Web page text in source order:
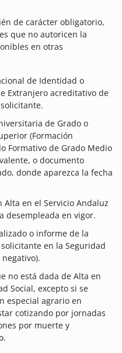
de carácter obligatorio,
que no autoricen la
en otras
de Identidad o
Extranjero acreditativo de
de Grado o
(Formación
Formativo de Grado Medio
o documento
donde aparezca la fecha
Alta en el Servicio Andaluz
desempleada en vigor.
o informe de la
en la Seguridad
no está dada de Alta en
Social, excepto si se
especial agrario en
cotizando por jornadas
por muerte y